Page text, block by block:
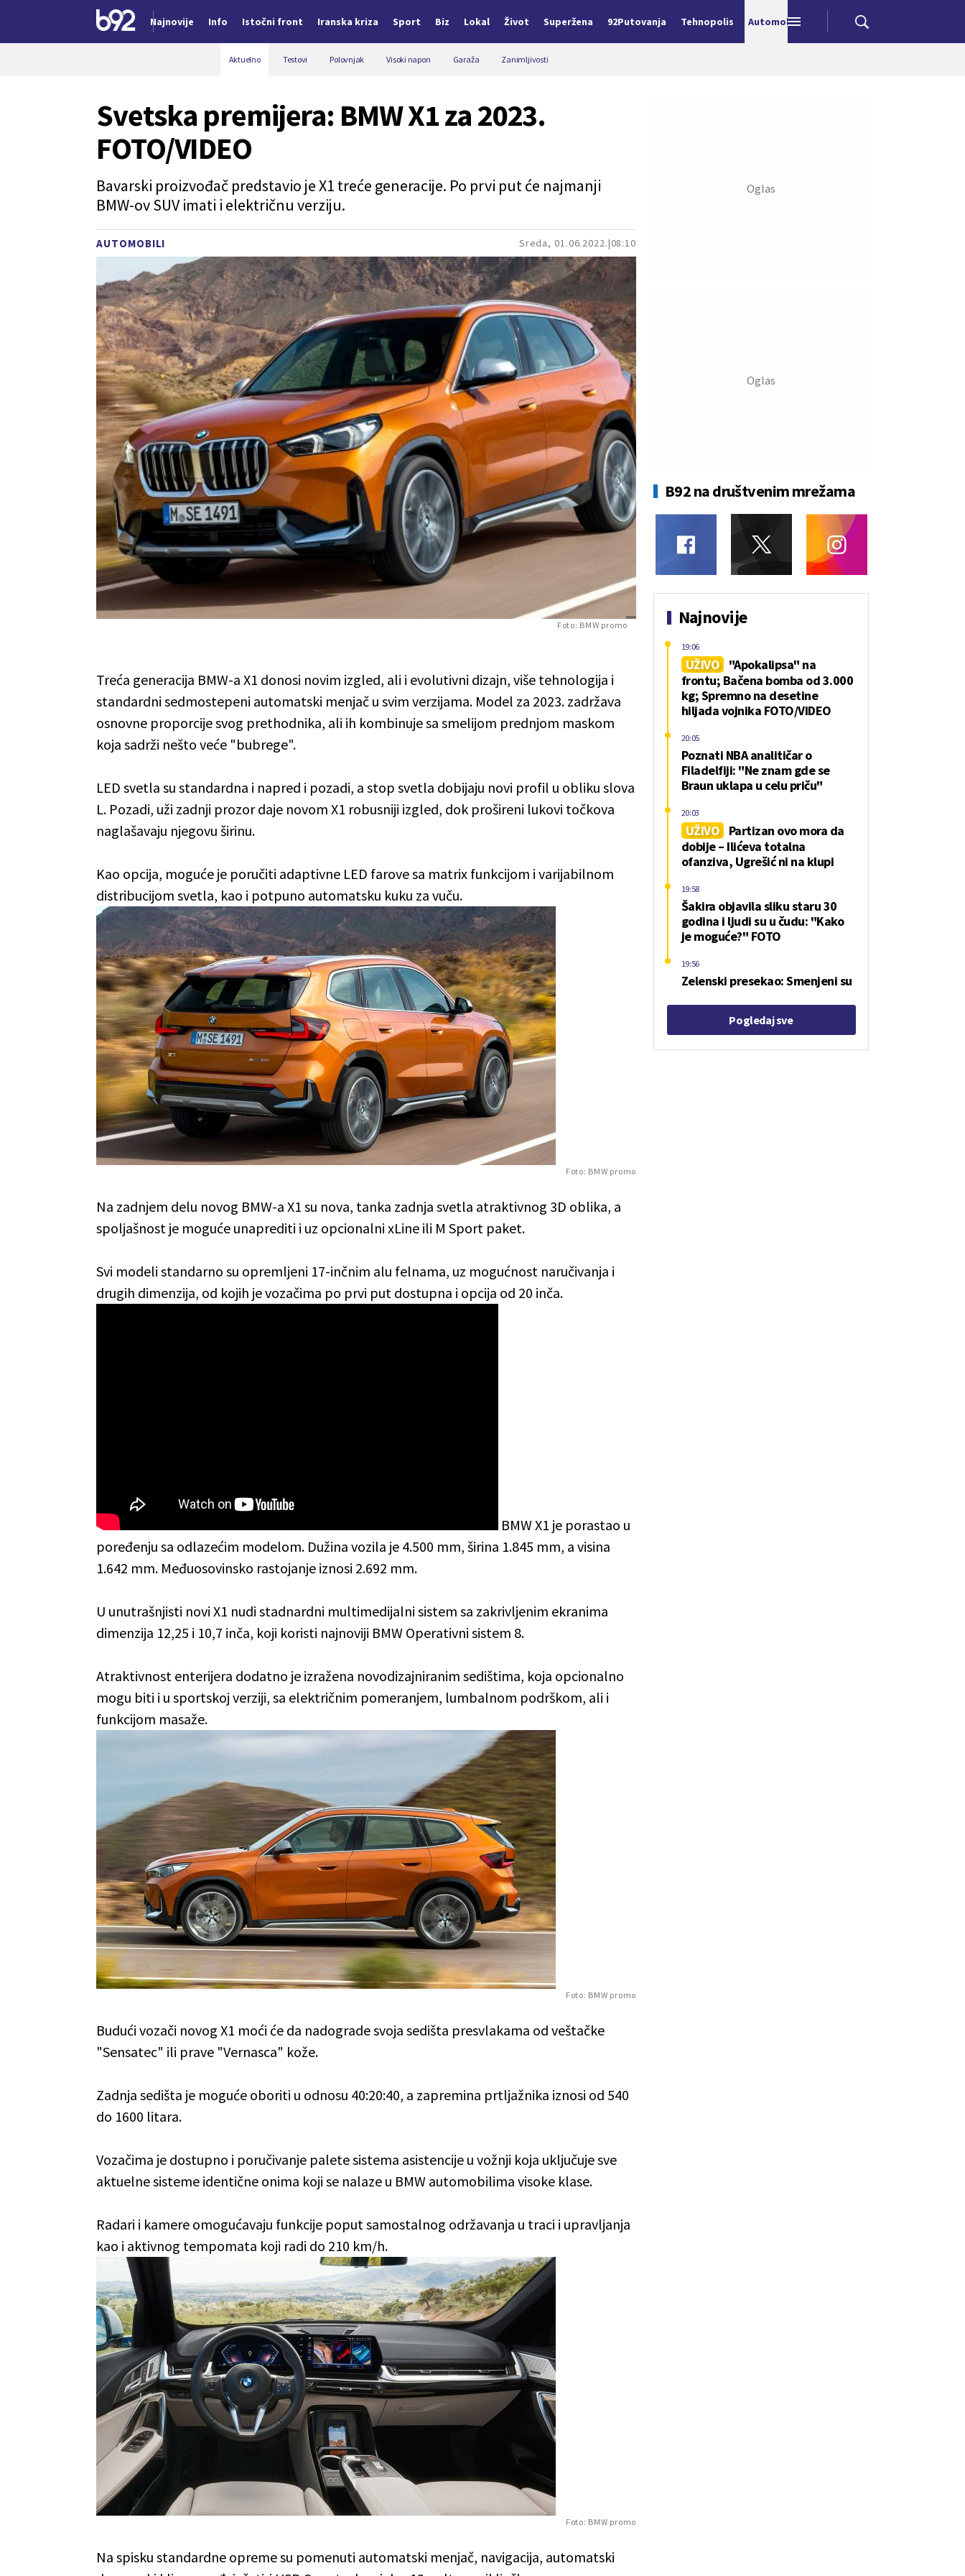
Najnovije Info Istočni front Iranska kriza Sport Biz Lokal Život Superžena 92Putovanja Tehnopolis Automobili
Aktuelno Testovi Polovnjak Visoki napon Garaža Zanimljivosti
AUTOMOBILI Sreda, 01.06.2022. 08:10
Svetska premijera: BMW X1 za 2023.
FOTO/VIDEO
Bavarski proizvođač predstavio je X1 treće generacije. Po prvi put će najmanji
BMW-ov SUV imati i električnu verziju.
Foto: BMW promo
Treća generacija BMW-a X1 donosi novim izgled, ali i evolutivni dizajn, više tehnologija i
standardni sedmostepeni automatski menjač u svim verzijama. Model za 2023. zadržava
osnovne proporcije svog prethodnika, ali ih kombinuje sa smelijom prednjom maskom
koja sadrži nešto veće "bubrege".
LED svetla su standardna i napred i pozadi, a stop svetla dobijaju novi profil u obliku slova
L. Pozadi, uži zadnji prozor daje novom X1 robusniji izgled, dok prošireni lukovi točkova
naglašavaju njegovu širinu.
Kao opcija, moguće je poručiti adaptivne LED farove sa matrix funkcijom i varijabilnom
distribucijom svetla, kao i potpuno automatsku kuku za vuču.
Foto: BMW promo
Na zadnjem delu novog BMW-a X1 su nova, tanka zadnja svetla atraktivnog 3D oblika, a
spoljašnost je moguće unaprediti i uz opcionalni xLine ili M Sport paket.
Svi modeli standarno su opremljeni 17-inčnim alu felnama, uz mogućnost naručivanja i
drugih dimenzija, od kojih je vozačima po prvi put dostupna i opcija od 20 inča.
BMW X1 je porastao u
poređenju sa odlazećim modelom. Dužina vozila je 4.500 mm, širina 1.845 mm, a visina
1.642 mm. Međuosovinsko rastojanje iznosi 2.692 mm.
U unutrašnjisti novi X1 nudi stadnardni multimedijalni sistem sa zakrivljenim ekranima
dimenzija 12,25 i 10,7 inča, koji koristi najnoviji BMW Operativni sistem 8.
Atraktivnost enterijera dodatno je izražena novodizajniranim sedištima, koja opcionalno
mogu biti i u sportskoj verziji, sa električnim pomeranjem, lumbalnom podrškom, ali i
funkcijom masaže.
Foto: BMW promo
Budući vozači novog X1 moći će da nadograde svoja sedišta presvlakama od veštačke
"Sensatec" ili prave "Vernasca" kože.
Zadnja sedišta je moguće oboriti u odnosu 40:20:40, a zapremina prtljažnika iznosi od 540
do 1600 litara.
Vozačima je dostupno i poručivanje palete sistema asistencije u vožnji koja uključuje sve
aktuelne sisteme identične onima koji se nalaze u BMW automobilima visoke klase.
Radari i kamere omogućavaju funkcije poput samostalnog održavanja u traci i upravljanja
kao i aktivnog tempomata koji radi do 210 km/h.
Foto: BMW promo
Na spisku standardne opreme su pomenuti automatski menjač, navigacija, automatski
B92 na društvenim mrežama
Najnovije
UŽIVO
"Apokalipsa" na
frontu; Bačena bomba od 3.000
kg; Spremno na desetine
hiljada vojnika FOTO/VIDEO
19:06
Poznati NBA analitičar o
Filadelfiji: "Ne znam gde se
Braun uklapa u celu priču"
20:05
UŽIVO
Partizan ovo mora da
dobije – Ilićeva totalna
ofanziva, Ugrešić ni na klupi
20:03
Šakira objavila sliku staru 30
godina i ljudi su u čudu: "Kako
je moguće?" FOTO
19:58
Zelenski presekao: Smenjeni su
19:56
Pogledaj sve